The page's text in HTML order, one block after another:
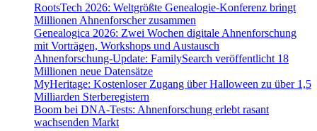
RootsTech 2026: Weltgrößte Genealogie-Konferenz bringt
Millionen Ahnenforscher zusammen
Genealogica 2026: Zwei Wochen digitale Ahnenforschung
mit Vorträgen, Workshops und Austausch
Ahnenforschung-Update: FamilySearch veröffentlicht 18
Millionen neue Datensätze
MyHeritage: Kostenloser Zugang über Halloween zu über 1,5
Milliarden Sterberegistern
Boom bei DNA-Tests: Ahnenforschung erlebt rasant
wachsenden Markt